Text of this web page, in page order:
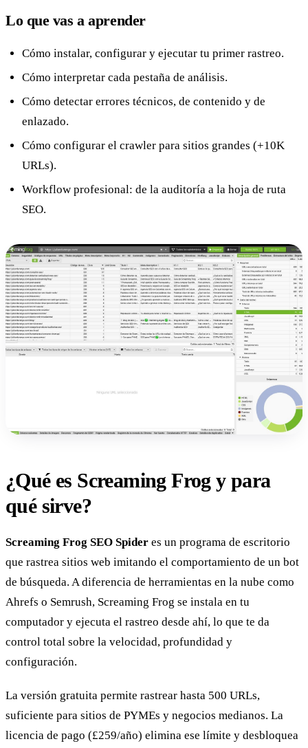
Lo que vas a aprender
Cómo instalar, configurar y ejecutar tu primer rastreo.
Cómo interpretar cada pestaña de análisis.
Cómo detectar errores técnicos, de contenido y de
enlazado.
Cómo configurar el crawler para sitios grandes (+10K
URLs).
Workflow profesional: de la auditoría a la hoja de ruta
SEO.
¿Qué es Screaming Frog y para
qué sirve?
Screaming Frog SEO Spider es un programa de escritorio
que rastrea sitios web imitando el comportamiento de un bot
de búsqueda. A diferencia de herramientas en la nube como
Ahrefs o Semrush, Screaming Frog se instala en tu
computador y ejecuta el rastreo desde ahí, lo que te da
control total sobre la velocidad, profundidad y
configuración.
La versión gratuita permite rastrear hasta 500 URLs,
suficiente para sitios de PYMEs y negocios medianos. La
licencia de pago (£259/año) elimina ese límite y desbloquea